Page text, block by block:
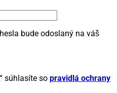
bude odoslaný na váš
súhlasíte so pravidlá ochrany